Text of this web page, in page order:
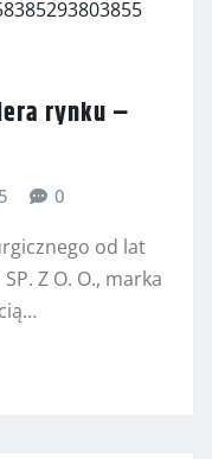
rynku –
0
od lat
Z O. O., marka